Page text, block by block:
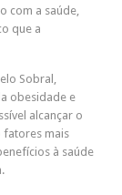
com a saúde,
que a
Sobral,
obesidade e
alcançar o
fatores mais
à saúde